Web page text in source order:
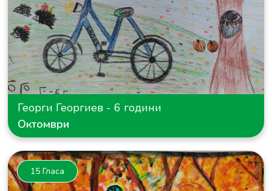
Георги Георгиев - 6 години
Октомври
15 Гласа